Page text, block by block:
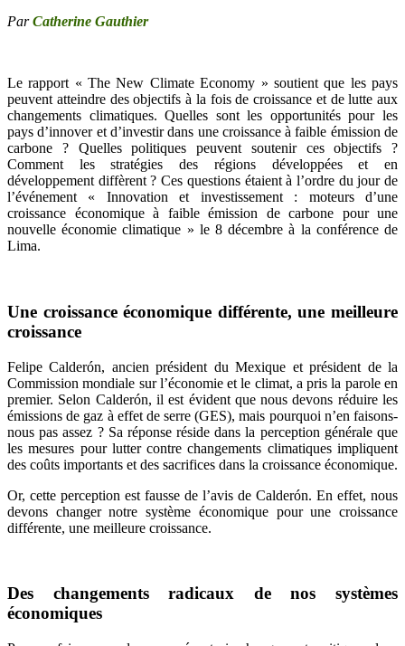
ParCatherine Gauthier
Le rapport « The New Climate Economy » soutient que les pays
peuvent atteindre des objectifs à la fois de croissance et de lutte aux
changements climatiques. Quelles sont les opportunités pour les
pays d’innover et d’investir dans une croissance à faible émission de
carbone ? Quelles politiques peuvent soutenir ces objectifs ?
Comment les stratégies des régions développées et en
développement diffèrent ? Ces questions étaient à l’ordre du jour de
l’événement « Innovation et investissement : moteurs d’une
croissance économique à faible émission de carbone pour une
nouvelle économie climatique » le 8 décembre à la conférence de
Lima.
Une croissance économique différente, une meilleure
croissance
Felipe Calderón, ancien président du Mexique et président de la
Commission mondiale sur l’économie et le climat, a pris la parole en
premier. Selon Calderón, il est évident que nous devons réduire les
émissions de gaz à effet de serre (GES), mais pourquoi n’en faisons-
nous pas assez ? Sa réponse réside dans la perception générale que
les mesures pour lutter contre changements climatiques impliquent
des coûts importants et des sacrifices dans la croissance économique.
Or, cette perception est fausse de l’avis de Calderón. En effet, nous
devons changer notre système économique pour une croissance
différente, une meilleure croissance.
Des changements radicaux de nos systèmes
économiques